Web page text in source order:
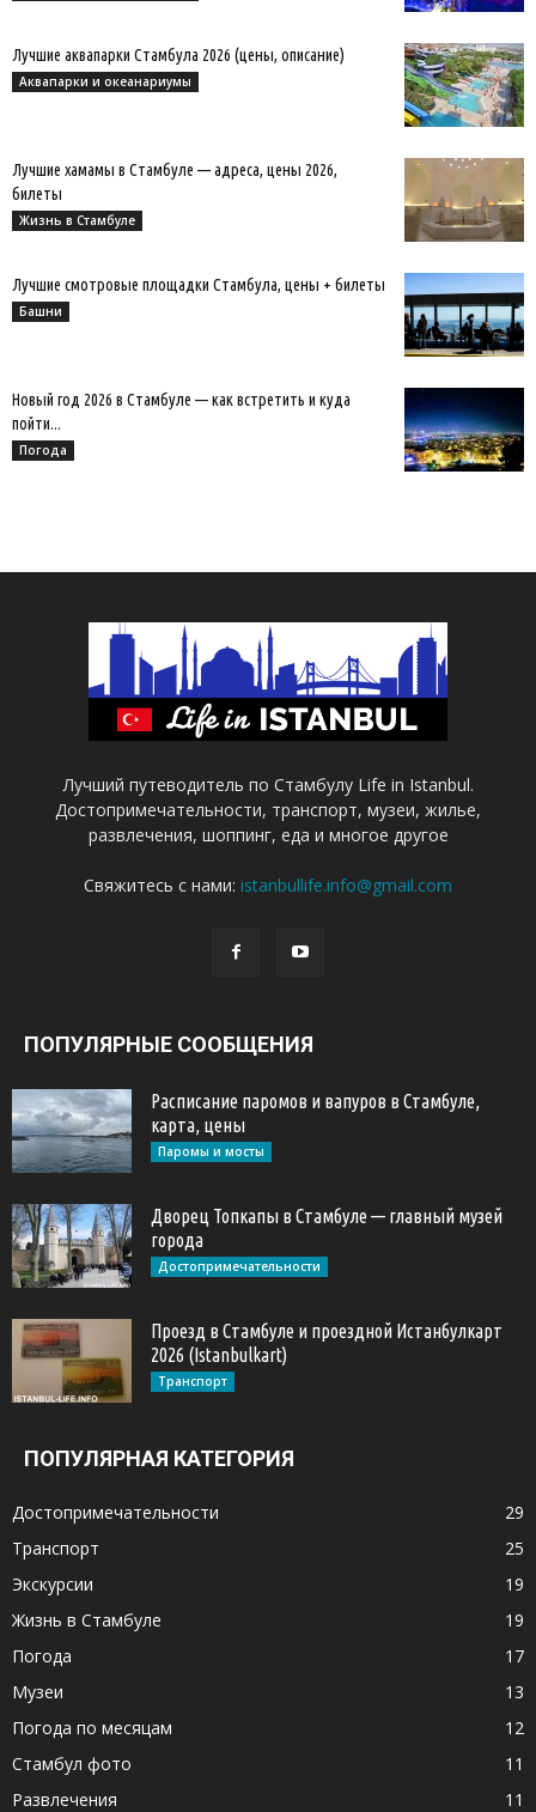
Лучшие аквапарки Стамбула 2026 (цены, описание)
Аквапарки и океанариумы
Лучшие хамамы в Стамбуле — адреса, цены 2026,
билеты
Жизнь в Стамбуле
Лучшие смотровые площадки Стамбула, цены + билеты
Башни
Новый год 2026 в Стамбуле — как встретить и куда
пойти...
Погода
Лучший путеводитель по Стамбулу Life in Istanbul.
Достопримечательности, транспорт, музеи, жилье,
развлечения, шоппинг, еда и многое другое
Свяжитесь с нами: istanbullife.info@gmail.com
ПОПУЛЯРНЫЕ СООБЩЕНИЯ
Расписание паромов и вапуров в Стамбуле,
карта, цены
Паромы и мосты
Дворец Топкапы в Стамбуле — главный музей
города
Достопримечательности
Проезд в Стамбуле и проездной Истанбулкарт
2026 (Istanbulkart)
Транспорт
ПОПУЛЯРНАЯ КАТЕГОРИЯ
Достопримечательности
29
Транспорт
25
Экскурсии
19
Жизнь в Стамбуле
19
Погода
17
Музеи
13
Погода по месяцам
12
Стамбул фото
11
Развлечения
11